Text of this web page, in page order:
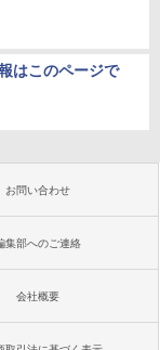
はこのページで
お問い合わせ
集部へのご連絡
会社概要